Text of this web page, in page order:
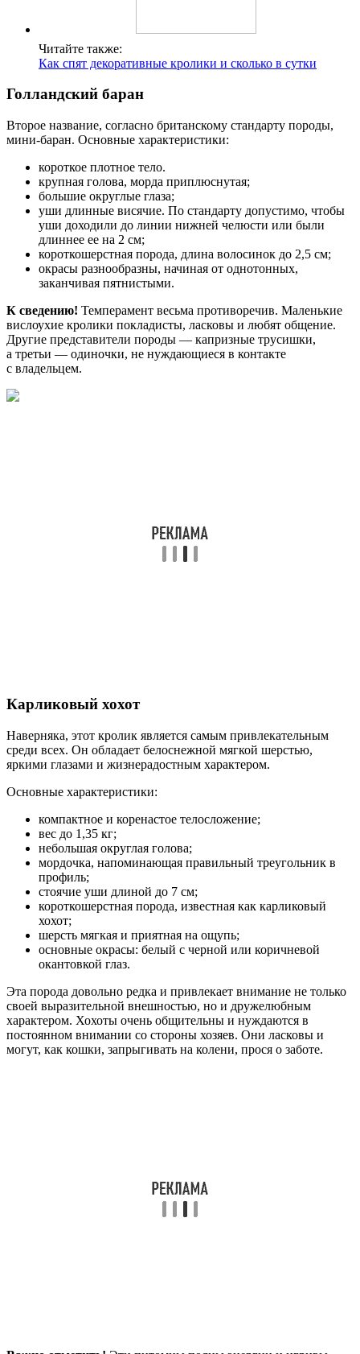
Читайте также:
Как спят декоративные кролики и сколько в сутки
Голландский баран
Второе название, согласно британскому стандарту породы,
мини-баран. Основные характеристики:
короткое плотное тело.
крупная голова, морда приплюснутая;
большие округлые глаза;
уши длинные висячие. По стандарту допустимо, чтобы
уши доходили до линии нижней челюсти или были
длиннее ее на 2 см;
короткошерстная порода, длина волосинок до 2,5 см;
окрасы разнообразны, начиная от однотонных,
заканчивая пятнистыми.
К сведению! Темперамент весьма противоречив. Маленькие
вислоухие кролики покладисты, ласковы и любят общение.
Другие представители породы — капризные трусишки,
а третьи — одиночки, не нуждающиеся в контакте
с владельцем.
Карликовый хохот
Наверняка, этот кролик является самым привлекательным
среди всех. Он обладает белоснежной мягкой шерстью,
яркими глазами и жизнерадостным характером.
Основные характеристики:
компактное и коренастое телосложение;
вес до 1,35 кг;
небольшая округлая голова;
мордочка, напоминающая правильный треугольник в
профиль;
стоячие уши длиной до 7 см;
короткошерстная порода, известная как карликовый
хохот;
шерсть мягкая и приятная на ощупь;
основные окрасы: белый с черной или коричневой
окантовкой глаз.
Эта порода довольно редка и привлекает внимание не только
своей выразительной внешностью, но и дружелюбным
характером. Хохоты очень общительны и нуждаются в
постоянном внимании со стороны хозяев. Они ласковы и
могут, как кошки, запрыгивать на колени, прося о заботе.